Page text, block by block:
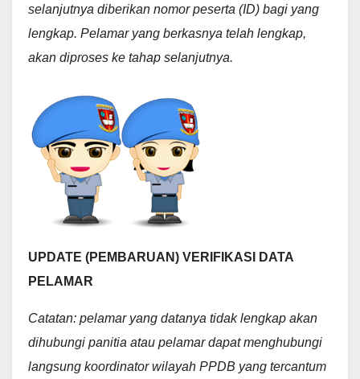
selanjutnya diberikan nomor peserta (ID) bagi yang
lengkap. Pelamar yang berkasnya telah lengkap,
akan diproses ke tahap selanjutnya.
UPDATE (PEMBARUAN) VERIFIKASI DATA
PELAMAR
Catatan: pelamar yang datanya tidak lengkap akan
dihubungi panitia atau pelamar dapat menghubungi
langsung koordinator wilayah PPDB yang tercantum